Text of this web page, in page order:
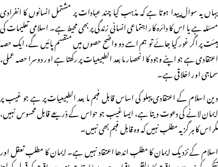
یہاں یہ سوال پیدا ہوتا ہے کہ مذہب کیا چند عبادات پر مشتمل انسانوں کا انفرادی
مسئلہ ہے یا اس کا دائرہ کار اجتماعی انسانی زندگی پر بھی محیط ہے۔ اسلامی تعلیمات کی
ہیئت پر اگر غور کیا جائے تو ہم اسے دو واضح حصوں میں منقسم پائیں گے، ایک حصہ
اعتقادی ہے جو اپنے وجود کا انحصار ما بعد الطبیعیات پر رکھتا ہے اور دوسرا حصہ عملی،
سماجی اور اخلاقی ہے۔
دین اسلام کے اعتقادی پہلو کی اساس قابل فہم ما بعد الطبیعیات پر ہے جو غیب پر
ایمان لانے کی دعوت دیتا ہے، ایسا غیب جو حواس کے ذریعے قابل محسوس نہیں،
مگر اس کا ہر گز یہ مطلب نہیں کہ وہ قابل فہم بھی نہیں۔
اسلام کے نزدیک ایمان کا مطلب اندھا اعتقاد نہیں ہے۔ ایمان کا مطلب تعقل اور